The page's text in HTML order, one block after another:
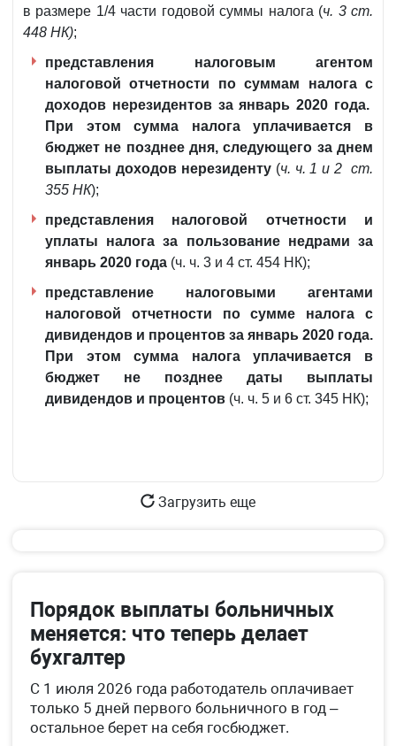
в размере 1/4 части годовой суммы налога (ч. 3 ст.
448 НК);
представления налоговым агентом
налоговой отчетности по суммам налога с
доходов нерезидентов за январь 2020 года.
При этом сумма налога уплачивается в
бюджет не позднее дня, следующего за днем
выплаты доходов нерезиденту (ч. ч. 1 и 2 ст.
355 НК);
представления налоговой отчетности и
уплаты налога за пользование недрами за
январь 2020 года (ч. ч. 3 и 4 ст. 454 НК);
представление налоговыми агентами
налоговой отчетности по сумме налога с
дивидендов и процентов за январь 2020 года.
При этом сумма налога уплачивается в
бюджет не позднее даты выплаты
дивидендов и процентов (ч. ч. 5 и 6 ст. 345 НК);
Загрузить еще
Порядок выплаты больничных
меняется: что теперь делает
бухгалтер
С 1 июля 2026 года работодатель оплачивает
только 5 дней первого больничного в год –
остальное берет на себя госбюджет.